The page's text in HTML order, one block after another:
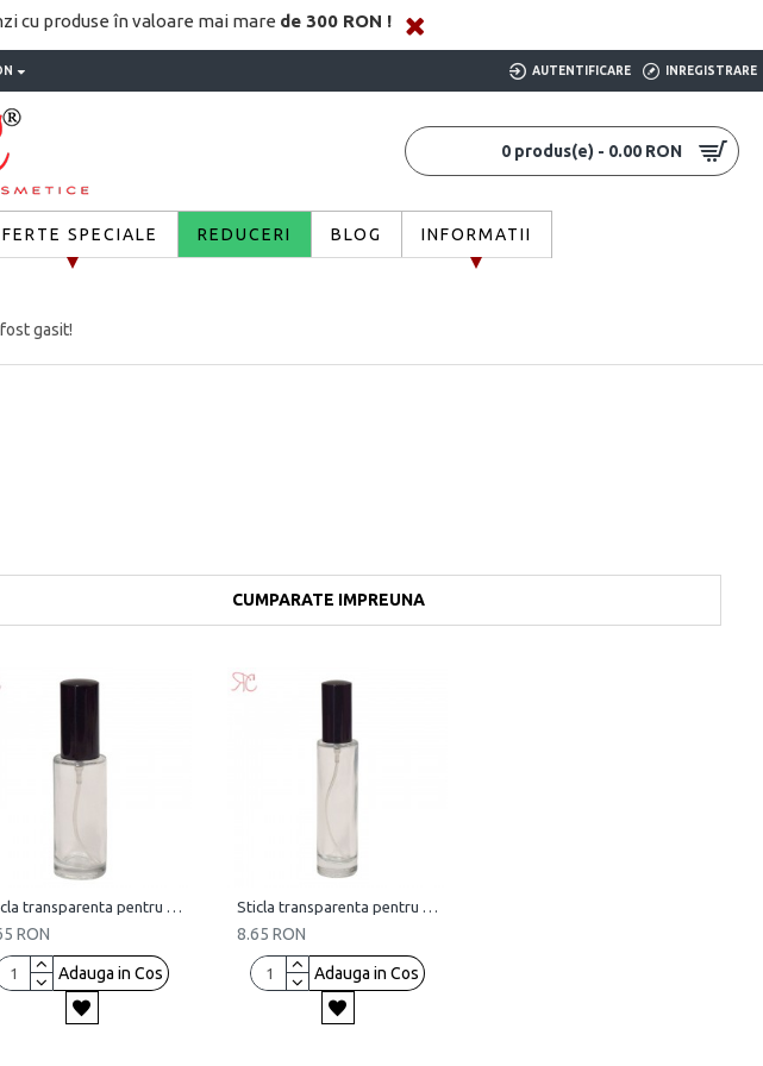
cu produse în valoare mai mare de 300 RON !
AUTENTIFICARE INREGISTRARE
0 produs(e) - 0.00 RON
SPECIALE REDUCERI BLOG INFORMATII
gasit!
CUMPARATE IMPREUNA
Sticla transparenta pentru parfum, 30 ml
RON
Adauga in Cos
Sticla transparenta pentru parfum, 45 ml
8.65 RON
Adauga in Cos